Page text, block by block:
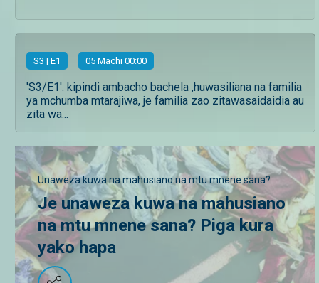
S3 | E1 05 Machi 00:00
'S3/E1'. kipindi ambacho bachela ,huwasiliana na familia
ya mchumba mtarajiwa, je familia zao zitawasaidaidia au
zita wa...
Unaweza kuwa na mahusiano na mtu mnene sana?
Je unaweza kuwa na mahusiano
na mtu mnene sana? Piga kura
yako hapa